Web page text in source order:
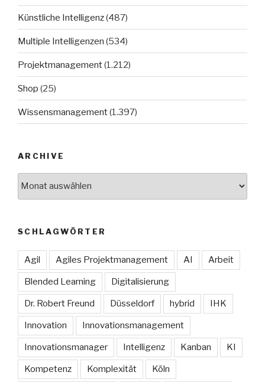
Künstliche Intelligenz(487)
Multiple Intelligenzen (534)
Projektmanagement(1.212)
Shop (25)
Wissensmanagement(1.397)
ARCHIVE
SCHLAGWÖRTER
Agil Agiles Projektmanagement AI Arbeit
Blended Learning Digitalisierung
Dr. Robert Freund Düsseldorf hybrid IHK
Innovation Innovationsmanagement
Innovationsmanager Intelligenz Kanban KI
Kompetenz Komplexität Köln